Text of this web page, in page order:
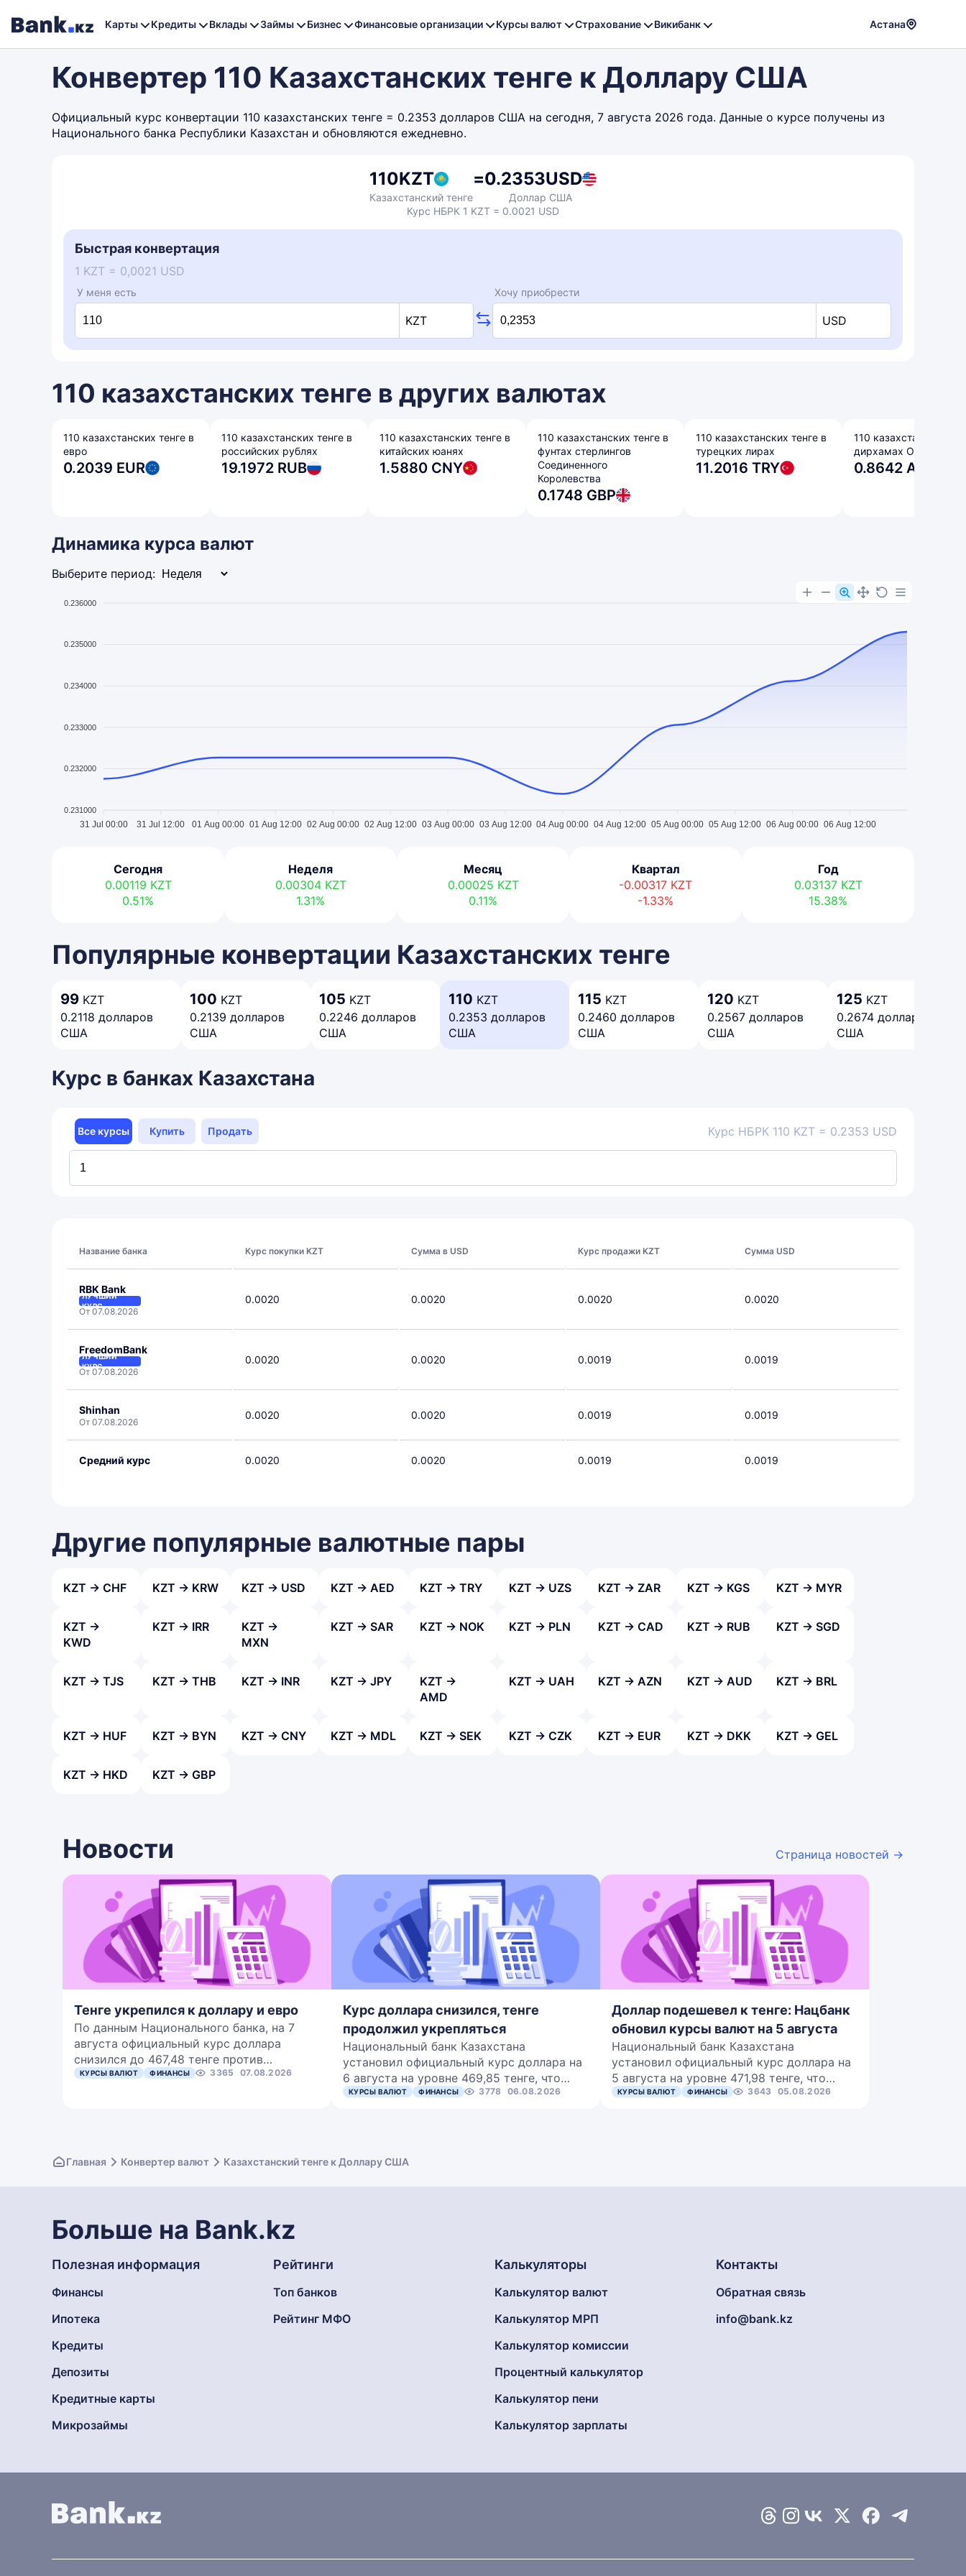
Карты Кредиты Вклады Займы Бизнес Финансовые организации Курсы валют Страхование Викибанк Астана
Конвертер 110 Казахстанских тенге к Доллару США
Официальный курс конвертации 110 казахстанских тенге = 0.2353 долларов США на сегодня, 7 августа 2026 года. Данные о курсе получены из
Национального банка Республики Казахстан и обновляются ежедневно.
110KZT
Казахстанский тенге
=0.2353USD
Доллар США
Курс НБРК 1 KZT = 0.0021 USD
Быстрая конвертация
1 KZT = 0,0021 USD
У меня есть
KZT
Хочу приобрести
USD
110 казахстанских тенге в других валютах
110 казахстанских тенге в
евро
0.2039 EUR
110 казахстанских тенге в
российских рублях
19.1972 RUB
110 казахстанских тенге в
китайских юанях
1.5880 CNY
110 казахстанских тенге в
фунтах стерлингов
Соединенного
Королевства
0.1748 GBP
110 казахстанских тенге в
турецких лирах
11.2016 TRY
110 казахстанских
дирхамах ОАЭ
0.8642 AED
Динамика курса валют
Выберите период:
0.236000
0.235000
0.234000
0.233000
0.232000
0.231000
31 Jul 00:00 31 Jul 12:00 01 Aug 00:00 01 Aug 12:00 02 Aug 00:00 02 Aug 12:00 03 Aug 00:00 03 Aug 12:00 04 Aug 00:00 04 Aug 12:00 05 Aug 00:00 05 Aug 12:00 06 Aug 00:00 06 Aug 12:00
Сегодня
0.00119 KZT
0.51%
Неделя
0.00304 KZT
1.31%
Месяц
0.00025 KZT
0.11%
Квартал
-0.00317 KZT
-1.33%
Год
0.03137 KZT
15.38%
Популярные конвертации Казахстанских тенге
99 KZT
0.2118 долларов
США
100 KZT
0.2139 долларов
США
105 KZT
0.2246 долларов
США
110 KZT
0.2353 долларов
США
115 KZT
0.2460 долларов
США
120 KZT
0.2567 долларов
США
125 KZT
0.2674 долларов
США
Курс в банках Казахстана
Все курсы Купить Продать Курс НБРК 110 KZT = 0.2353 USD
Название банка Курс покупки KZT Сумма в USD Курс продажи KZT Сумма USD
RBK Bank
ЛУЧШИЙ
КУРС
От 07.08.2026
0.0020 0.0020 0.0020 0.0020
FreedomBank
ЛУЧШИЙ
КУРС
От 07.08.2026
0.0020 0.0020 0.0019 0.0019
Shinhan
От 07.08.2026
0.0020 0.0020 0.0019 0.0019
Средний курс 0.0020 0.0020 0.0019 0.0019
Другие популярные валютные пары
KZT → CHF KZT → KRW KZT → USD KZT → AED KZT → TRY KZT → UZS KZT → ZAR KZT → KGS KZT → MYR
KZT →
KWD
KZT → IRR
KZT →
MXN
KZT → SAR KZT → NOK KZT → PLN KZT → CAD KZT → RUB KZT → SGD
KZT → TJS KZT → THB KZT → INR KZT → JPY
KZT →
AMD
KZT → UAH KZT → AZN KZT → AUD KZT → BRL
KZT → HUF KZT → BYN KZT → CNY KZT → MDL KZT → SEK KZT → CZK KZT → EUR KZT → DKK KZT → GEL
KZT → HKD KZT → GBP
Новости Страница новостей →
Тенге укрепился к доллару и евро
По данным Национального банка, на 7
августа официальный курс доллара
снизился до 467,48 тенге против…
КУРСЫ ВАЛЮТ ФИНАНСЫ 3365 07.08.2026
Курс доллара снизился, тенге
продолжил укрепляться
Национальный банк Казахстана
установил официальный курс доллара на
6 августа на уровне 469,85 тенге, что…
КУРСЫ ВАЛЮТ ФИНАНСЫ 3778 06.08.2026
Доллар подешевел к тенге: Нацбанк
обновил курсы валют на 5 августа
Национальный банк Казахстана
установил официальный курс доллара на
5 августа на уровне 471,98 тенге, что…
КУРСЫ ВАЛЮТ ФИНАНСЫ 3643 05.08.2026
Главная Конвертер валют Казахстанский тенге к Доллару США
Больше на Bank.kz
Полезная информация
Финансы
Ипотека
Кредиты
Депозиты
Кредитные карты
Микрозаймы
Рейтинги
Топ банков
Рейтинг МФО
Калькуляторы
Калькулятор валют
Калькулятор МРП
Калькулятор комиссии
Процентный калькулятор
Калькулятор пени
Калькулятор зарплаты
Контакты
Обратная связь
info@bank.kz